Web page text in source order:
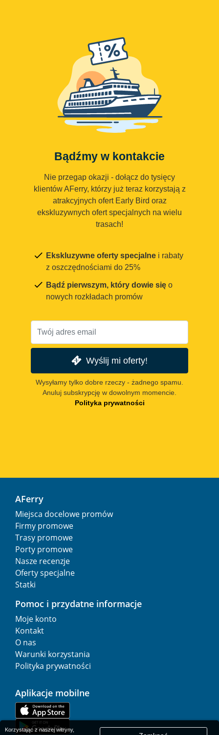
Bądźmy w kontakcie
Nie przegap okazji - dołącz do tysięcy
klientów AFerry, którzy już teraz korzystają z
atrakcyjnych ofert Early Bird oraz
ekskluzywnych ofert specjalnych na wielu
trasach!
Ekskluzywne oferty specjalne i rabaty
z oszczędnościami do 25%
Bądź pierwszym, który dowie się o
nowych rozkładach promów
Wyślij mi oferty!
Wysyłamy tylko dobre rzeczy - żadnego spamu.
Anuluj subskrypcję w dowolnym momencie.
Polityka prywatności
AFerry
Miejsca docelowe promów
Firmy promowe
Trasy promowe
Porty promowe
Nasze recenzje
Oferty specjalne
Statki
Pomoc i przydatne informacje
Moje konto
Kontakt
O nas
Warunki korzystania
Polityka prywatności
Aplikacje mobilne
Korzystając z naszej witryny,